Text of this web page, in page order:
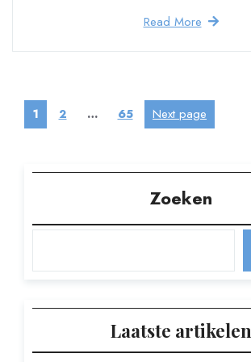
Read More
Berichten
paginering
Page
1 Page
2 … Page
65 Next page
Zoeken
Laatste artikelen